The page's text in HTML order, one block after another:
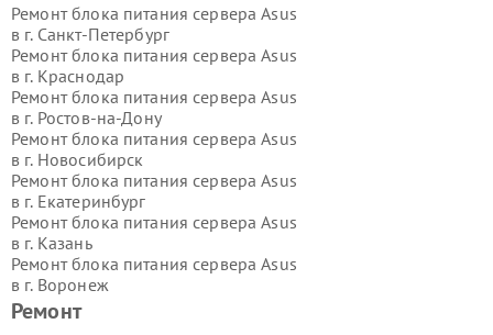
Ремонт
Ремонт блока питания сервера Asus
в г. Санкт-Петербург
Ремонт блока питания сервера Asus
в г. Краснодар
Ремонт блока питания сервера Asus
в г. Ростов-на-Дону
Ремонт блока питания сервера Asus
в г. Новосибирск
Ремонт блока питания сервера Asus
в г. Екатеринбург
Ремонт блока питания сервера Asus
в г. Казань
Ремонт блока питания сервера Asus
в г. Воронеж
Ремонт блока питания сервера Asus